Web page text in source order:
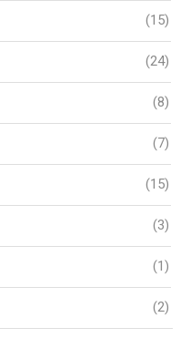
(15)
(24)
(8)
(7)
(15)
(3)
(1)
(2)